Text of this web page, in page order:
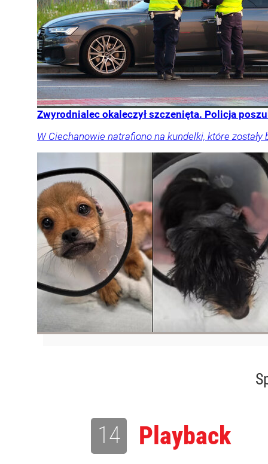
Zwyrodnialec okaleczył szczenięta. Policja
W Ciechanowie natrafiono na kundelki, które
Playback
14